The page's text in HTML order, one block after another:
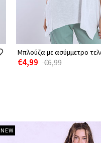
Μπλούζα με ασύμμετρο
€4,99 €6,99
NEW